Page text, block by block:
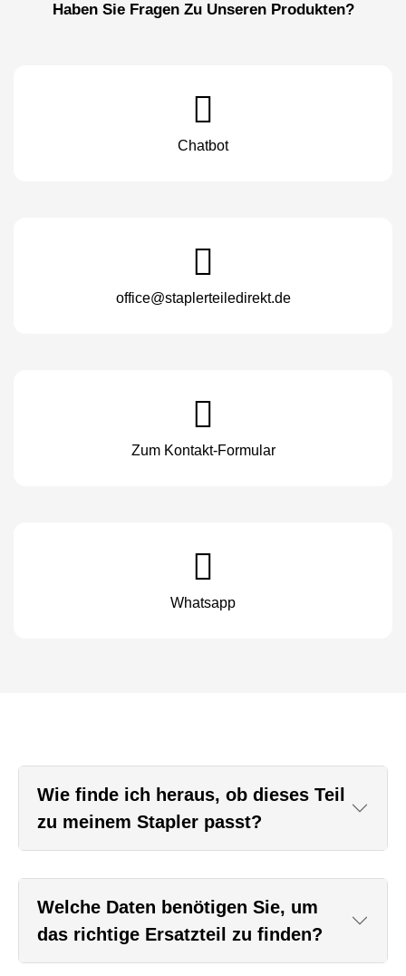
Haben Sie Fragen Zu Unseren Produkten?
Chatbot
office@staplerteiledirekt.de
Zum Kontakt-Formular
Whatsapp
Wie finde ich heraus, ob dieses Teil
zu meinem Stapler passt?
Welche Daten benötigen Sie, um
das richtige Ersatzteil zu finden?